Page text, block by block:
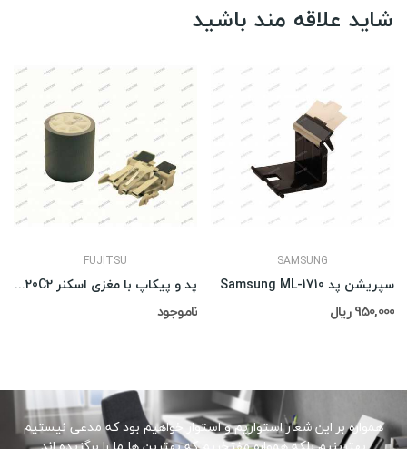
شاید علاقه مند باشید
FUJITSU
پد و پیکاپ با مغزی اسکنر Fujitsu 5120C2
ناموجود
SAMSUNG
سپریشن پد Samsung ML-1710
950,000 ریال
همواره بر این شعار استواریم و استوار خواهیم بود که مدعی نیستیم